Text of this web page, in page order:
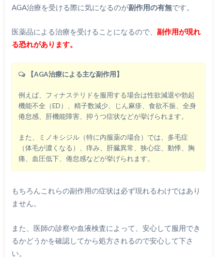
AGA治療を受ける際に気になるのが副作用の有無です。
医薬品による治療を受けることになるので、 副作用が現れ
る恐れがあります。
【AGA治療による主な副作用】
例えば、フィナステリドを服用する場合は性欲減退や勃起
機能不全（ED）、精子数減少、じん麻疹、食欲不振、全身
倦怠感、肝機能障害、抑うつ症状などが挙げられます。
また、ミノキシジル（特に内服薬の場合）では、多毛症
（体毛が濃くなる）、痒み、肝臓異常、狭心症、動悸、胸
痛、血圧低下、倦怠感などが挙げられます。
もちろんこれらの副作用の症状は必ず現れるわけではあり
ません。
また、医師の診察や血液検査によって、安心して服用でき
るかどうかを確認してから処方されるので安心して下さ
い。